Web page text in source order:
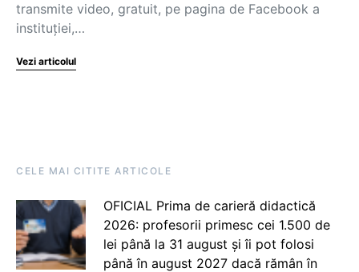
transmite video, gratuit, pe pagina de Facebook a
instituției,…
Vezi articolul
CELE MAI CITITE ARTICOLE
OFICIAL Prima de carieră didactică
2026: profesorii primesc cei 1.500 de
lei până la 31 august și îi pot folosi
până în august 2027 dacă rămân în